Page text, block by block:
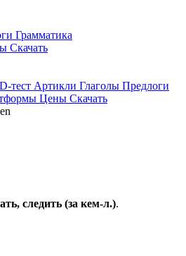
Грамматика
Скачать
тест Артикли Глаголы Предлоги
Цены Скачать
следить (за кем-л.).